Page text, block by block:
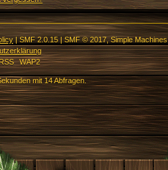
|SMF 2.0.15 | SMF © 2017,Simple Machines
WAP2
mit 14 Abfragen.